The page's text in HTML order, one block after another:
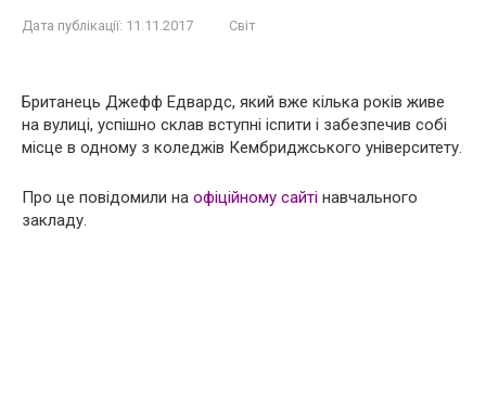
Дата публікації: 11.11.2017 Світ
Британець Джефф Едвардс, який вже кілька років живе
на вулиці, успішно склав вступні іспити і забезпечив собі
місце в одному з коледжів Кембриджського університету.
Про це повідомили на офіційному сайті навчального
закладу.